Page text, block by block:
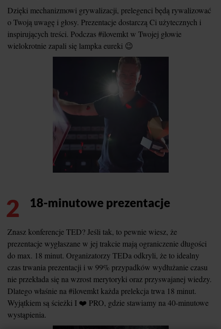
Dzięki mechanizmowi grywalizacji, prelegenci będą rywalizować
o Twoją uwagę i głosy. Prezentacje dostarczą Ci użytecznych i
inspirujących treści. Podczas #ilovemkt w Twojej głowie
wielokrotnie zapali się lampka eureki 😉
2 18-minutowe prezentacje
Znasz konferencje TED? Jeśli tak, to pewnie wiesz, że
prezentacje wygłaszane w jej trakcie mają ograniczenie długości
do max. 18 minut. Organizatorzy TEDa odkryli, że to idealny
czas trwania prezentacji i w 99% przypadków wydłużanie czasu
nie przekłada się na wzrost merytoryki oraz przyswajanej wiedzy.
Dlatego właśnie na #ilovemkt każda prelekcja trwa 18 minut.
Wyjątkiem są ścieżki I ❤️ PRO, gdzie stawiamy na 40-minutowe
wystąpienia.